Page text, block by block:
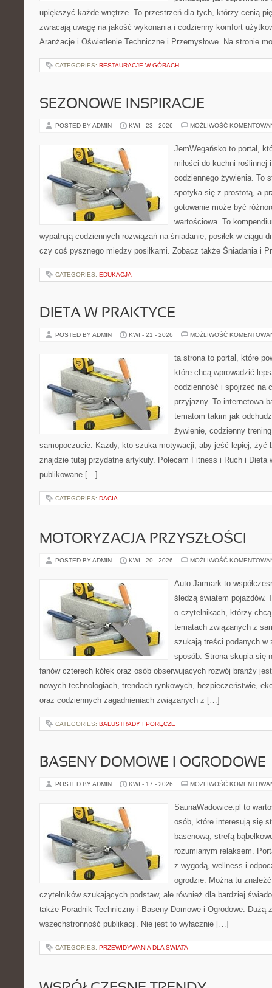
upiększyć każde wnętrze. To przestrzeń dla tych, którzy cenią
zwracają uwagę na jakość wykonania i codzienny komfort
Aranżacje i Oświetlenie Techniczne i Przemysłowe. Na stronie
CATEGORIES: RESTAURACJE W GÓRACH
SEZONOWE INSPIRACJE
POSTED BY ADMIN KWI - 23 - 2026 MOŻLIWOŚĆ
JemWegańsko to portal,
miłości do kuchni roślinnej
codziennego żywienia. To
spotyka się z prostotą, a
gotowanie może być
wartościowa. To
wypatrują codziennych rozwiązań na śniadanie, posiłek w ciągu
czy coś pysznego między posiłkami. Zobacz także Śniadania i
CATEGORIES: EDUKACJA
DIETA W PRAKTYCE
POSTED BY ADMIN KWI - 21 - 2026 MOŻLIWOŚĆ
ta strona to portal, które
które chcą wprowadzić
codzienność i spojrzeć na
przyjazny. To internetowa
tematom takim jak
żywienie, codzienny
samopoczucie. Każdy, kto szuka motywacji, aby jeść lepiej, żyć
znajdzie tutaj przydatne artykuły. Polecam Fitness i Ruch i Dieta
publikowane […]
CATEGORIES: DACIA
MOTORYZACJA PRZYSZŁOŚCI
POSTED BY ADMIN KWI - 20 - 2026 MOŻLIWOŚĆ
Auto Jarmark to
śledzą światem pojazdów.
o czytelnikach, którzy
tematach związanych z
szukają treści podanych w
sposób. Strona skupia się
fanów czterech kółek oraz osób obserwujących rozwój branży
nowych technologiach, trendach rynkowych, bezpieczeństwie,
oraz codziennych zagadnieniach związanych z […]
CATEGORIES: BALUSTRADY I PORĘCZE
BASENY DOMOWE I OGRODOWE
POSTED BY ADMIN KWI - 17 - 2026 MOŻLIWOŚĆ
SaunaWadowice.pl to
osób, które interesują się
basenową, strefą
rozumianym relaksem.
z wygodą, wellness i
ogrodzie. Można tu
czytelników szukających podstaw, ale również dla bardziej
także Poradnik Techniczny i Baseny Domowe i Ogrodowe. Dużą
wszechstronność publikacji. Nie jest to wyłącznie […]
CATEGORIES: PRZEWIDYWANIA DLA ŚWIATA